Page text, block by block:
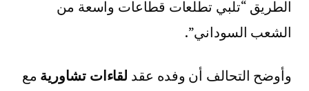
الطريق “تلبي تطلعات قطاعات واسعة من
الشعب السوداني”.
وأوضح التحالف أن وفده عقد لقاءات تشاورية مع